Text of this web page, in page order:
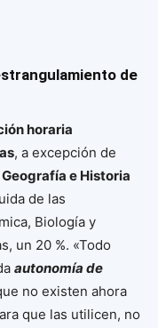
de
horaria
, a excepción de
Geografía e Historia
de las
Biología y
un 20 %. «Todo
autonomía de
no existen ahora
que las utilicen, no